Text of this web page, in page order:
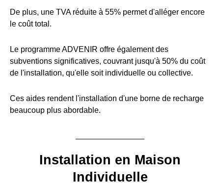
De plus, une TVA réduite à 55% permet d'alléger encore
le coût total.
Le programme ADVENIR offre également des
subventions significatives, couvrant jusqu'à 50% du coût
de l'installation, qu'elle soit individuelle ou collective.
Ces aides rendent l'installation d'une borne de recharge
beaucoup plus abordable.
Installation en Maison
Individuelle